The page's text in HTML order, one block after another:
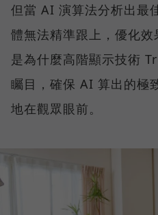
但當 AI 演算法分析出最
體無法精準跟上，優化
是為什麼高階顯示技術
矚目，確保 AI 算出的極
地在觀眾眼前。